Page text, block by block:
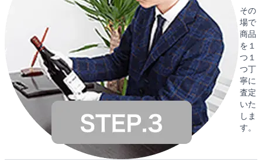
その
場で
商品
を１
つ１
つ丁
寧に
査定
いた
しま
す。